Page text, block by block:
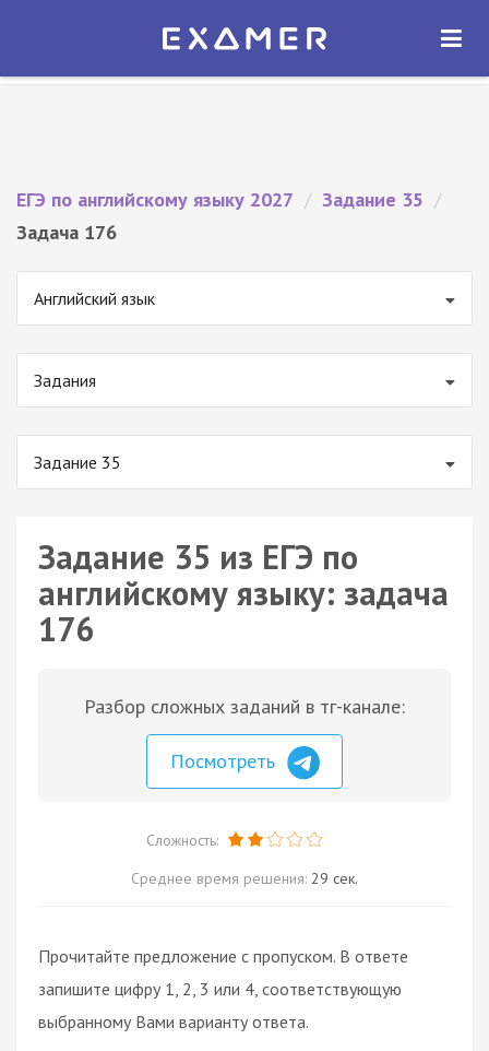
Экзамер — ЕГЭ 2027
ОТКРЫТЬ
ЕГЭ по английскому языку 2027 / Задание 35 /
Задача 176
Английский язык
Задания
Задание 35
Задание 35 из ЕГЭ по
английскому языку: задача
176
Разбор сложных заданий в тг-канале:
Посмотреть
Сложность:
Среднее время решения: 29 сек.
Прочитайте предложение с пропуском. В ответе
запишите цифру 1, 2, 3 или 4, соответствующую
выбранному Вами варианту ответа.